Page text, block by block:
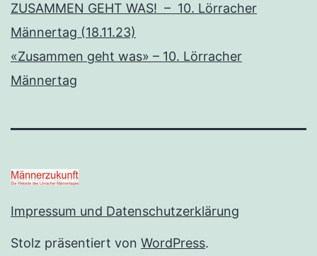
ZUSAMMEN GEHT WAS! – 10. Lörracher
Männertag (18.11.23)
«Zusammen geht was» – 10. Lörracher
Männertag
Impressum und Datenschutzerklärung
Stolz präsentiert von WordPress.